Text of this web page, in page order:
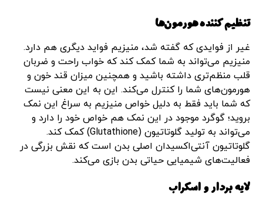
تنظیم کننده هورمون‌ها
غیر از فوایدی که گفته شد، منیزیم فواید دیگری هم دارد.
منیزیم می‌تواند به شما کمک کند که خواب راحت و ضربان
قلب منظم‌تری داشته باشید و همچنین میزان قند خون و
هورمون‌های شما را کنترل می‌کند. این به این معنی نیست
که شما باید فقط به دلیل خواص منیزیم به سراغ این نمک
بروید؛ گوگرد موجود در این نمک هم خواص خود را دارد‌ و
می‌تواند به تولید گلوتاتیون (Glutathione) کمک کند.
گلوتاتیون آنتی‌اکسیدان اصلی بدن است که نقش بزرگی در
فعالیت‌های شیمیایی حیاتی بدن بازی می‌کند.
لایه بردار و اسکراب